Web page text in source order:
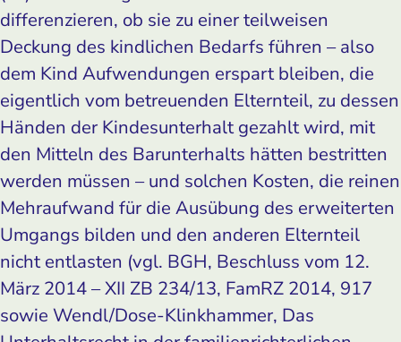
differenzieren, ob sie zu einer teilweisen
Deckung des kindlichen Bedarfs führen – also
dem Kind Aufwendungen erspart bleiben, die
eigentlich vom betreuenden Elternteil, zu dessen
Händen der Kindesunterhalt gezahlt wird, mit
den Mitteln des Barunterhalts hätten bestritten
werden müssen – und solchen Kosten, die reinen
Mehraufwand für die Ausübung des erweiterten
Umgangs bilden und den anderen Elternteil
nicht entlasten (vgl. BGH, Beschluss vom 12.
März 2014 – XII ZB 234/13, FamRZ 2014, 917
sowie Wendl/Dose-Klinkhammer, Das